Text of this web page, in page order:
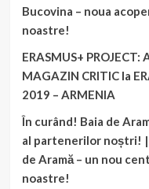
Bucovina – noua
noastre!
ERASMUS+
MAGAZIN CRITICla
2019 – ARMENIA
În curând! Baia de
al partenerilor noștri! |
de Aramă – un nou
noastre!